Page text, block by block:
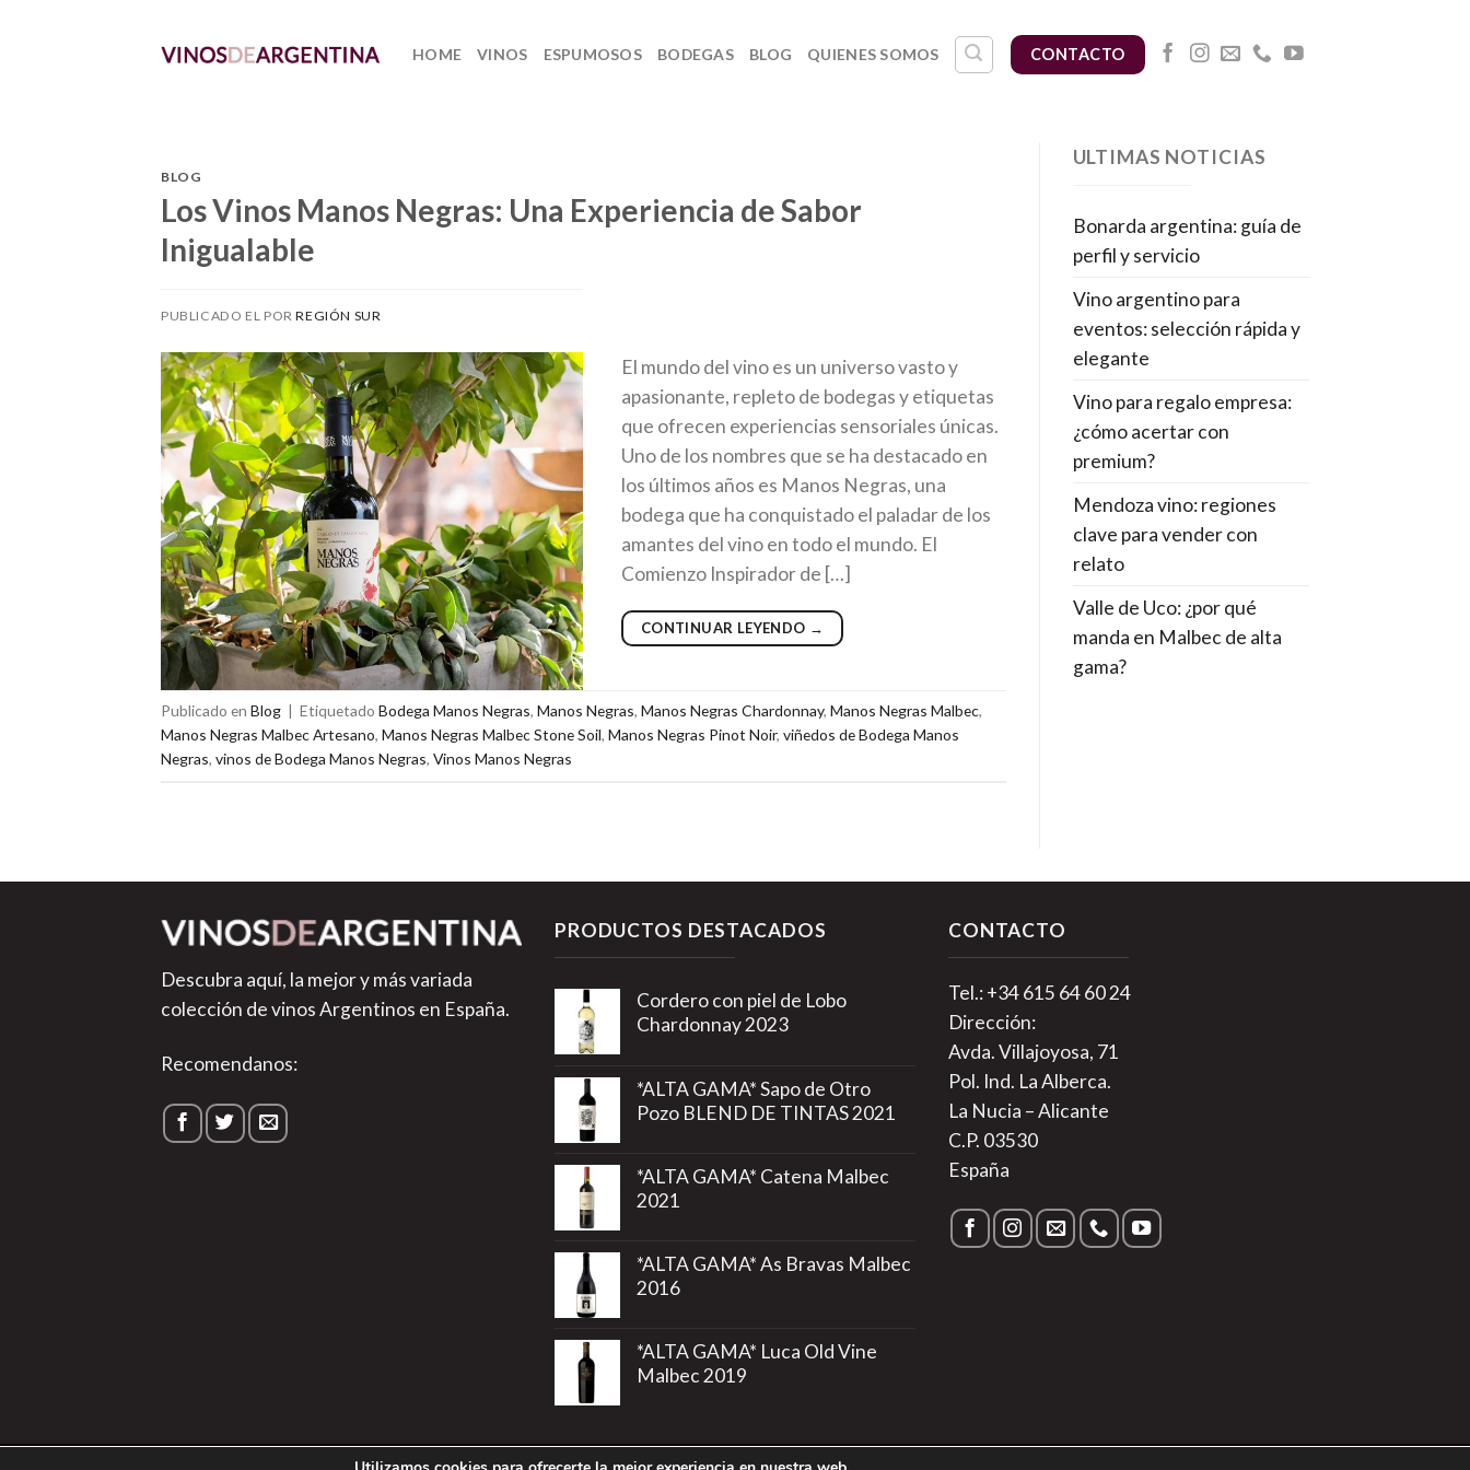
HOME VINOS ESPUMOSOS BODEGAS BLOG QUIENES SOMOS CONTACTO
BLOG
Los Vinos Manos Negras: Una Experiencia de Sabor
Inigualable
PUBLICADO EL PORREGIÓN SUR
El mundo del vino es un universo vasto y
apasionante, repleto de bodegas y etiquetas
que ofrecen experiencias sensoriales únicas.
Uno de los nombres que se ha destacado en
los últimos años es Manos Negras, una
bodega que ha conquistado el paladar de los
amantes del vino en todo el mundo. El
Comienzo Inspirador de […]
CONTINUAR LEYENDO →
Publicado en Blog | Etiquetado Bodega Manos Negras, Manos Negras, Manos Negras Chardonnay, Manos Negras Malbec,
Manos Negras Malbec Artesano, Manos Negras Malbec Stone Soil, Manos Negras Pinot Noir, viñedos de Bodega Manos
Negras, vinos de Bodega Manos Negras, Vinos Manos Negras
ULTIMAS NOTICIAS
Bonarda argentina: guía de
perfil y servicio
Vino argentino para
eventos: selección rápida y
elegante
Vino para regalo empresa:
¿cómo acertar con
premium?
Mendoza vino: regiones
clave para vender con
relato
Valle de Uco: ¿por qué
manda en Malbec de alta
gama?
Descubra aquí, la mejor y más variada
colección de vinos Argentinos en España.
Recomendanos:
PRODUCTOS DESTACADOS
Cordero con piel de Lobo
Chardonnay 2023
*ALTA GAMA* Sapo de Otro
Pozo BLEND DE TINTAS 2021
*ALTA GAMA* Catena Malbec
2021
*ALTA GAMA* As Bravas Malbec
2016
*ALTA GAMA* Luca Old Vine
Malbec 2019
CONTACTO
Tel.: +34 615 64 60 24
Dirección:
Avda. Villajoyosa, 71
Pol. Ind. La Alberca.
La Nucia – Alicante
C.P. 03530
España